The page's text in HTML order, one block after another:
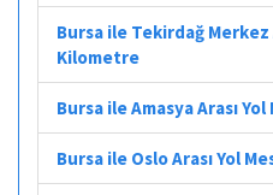
Bursa ile Tekirdağ Merkez
Kilometre
Bursa ile Amasya Arası
Bursa ile Oslo Arası Yol